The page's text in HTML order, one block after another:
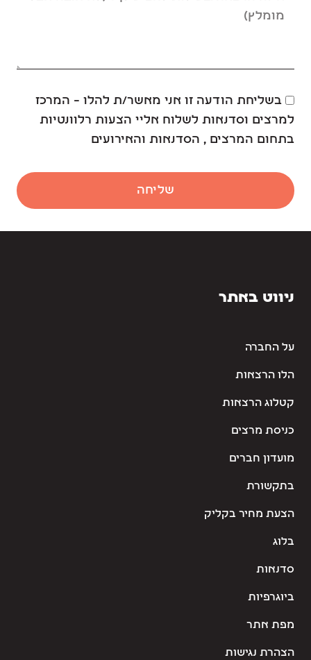
בשליחת הודעה זו אני מאשר/ת להלו – המרכז
למרצים וסדנאות לשלוח אליי הצעות רלוונטיות
בתחום המרצים , הסדנאות והאירועים
שליחה
ניווט באתר
על החברה
הלו הרצאות
קטלוג הרצאות
כניסת מרצים
מועדון חברים
בתקשורת
הצעת מחיר בקליק
בלוג
סדנאות
ביוגרפיות
מפת אתר
הצהרת נגישות